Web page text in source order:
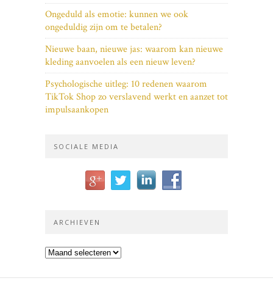
Ongeduld als emotie: kunnen we ook
ongeduldig zijn om te betalen?
Nieuwe baan, nieuwe jas: waarom kan nieuwe
kleding aanvoelen als een nieuw leven?
Psychologische uitleg: 10 redenen waarom
TikTok Shop zo verslavend werkt en aanzet tot
impulsaankopen
SOCIALE MEDIA
ARCHIEVEN
Archieven